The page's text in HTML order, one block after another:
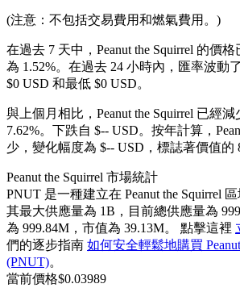
USDC永續
多種以USDC結算的永續合約
(注意：不包括交易費用和燃氣費用。)
在過去 7 天中，Peanut the Squirrel 的價
為 1.52%。 在過去 24 小時內，匯率波動
$0 USD 和最低 $0 USD。
與上個月相比，Peanut the Squirrel 已經
7.62%。下跌自 $-- USD。 按年計算，
少，變化幅度為 $-- USD，標誌著價值的
Peanut the Squirrel 市場統計
PNUT 是一種建立在 Peanut the Squirrel
其最大供應量為 1B，目前總供應量為
為 999.84M，市值為 39.13M。 點擊這裡
們的逐步指南 如何安全輕鬆地購買
(PNUT)。
當前價格$0.03989